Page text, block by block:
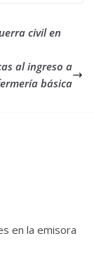
civil en
al ingreso a
básica
en la emisora